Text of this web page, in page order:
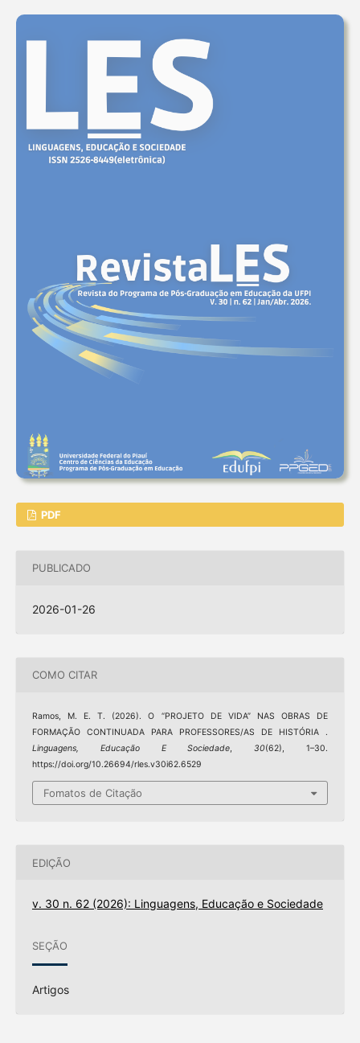
PDF
PUBLICADO
2026-01-26
COMO CITAR
Ramos, M. E. T. (2026). O “PROJETO DE VIDA” NAS OBRAS DE
FORMAÇÃO CONTINUADA PARA PROFESSORES/AS DE HISTÓRIA .
Linguagens, Educação E Sociedade,30(62), 1–30.
https://doi.org/10.26694/rles.v30i62.6529
Fomatos de Citação
EDIÇÃO
v. 30 n. 62 (2026): Linguagens, Educação e Sociedade
SEÇÃO
Artigos